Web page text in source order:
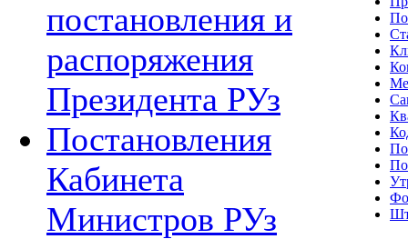
постановления и
распоряжения
Президента РУз
Постановления
Кабинета
Министров РУз